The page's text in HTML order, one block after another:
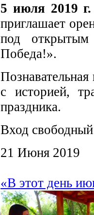
5 июля 2019
приглашает
под открытым
Победа!».
с историей,
праздника.
Вход
21 Июня 2019
«В этот день